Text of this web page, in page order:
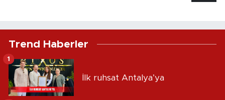
Trend Haberler
İlk ruhsat Antalya’ya
1